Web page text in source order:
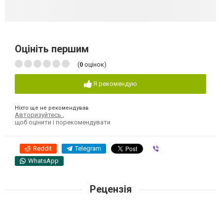
Оцініть першим
(0 оцінок)
Я рекомендую
Ніхто ще не рекомендував
Авторизуйтесь ,
щоб оцінити і порекомендувати
Reddit Telegram
WhatsApp
Рецензія